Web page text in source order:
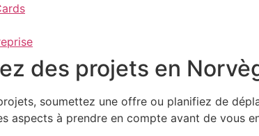
des projets en
soumettez une offre ou planifiez de
aspects à prendre en compte avant de vous